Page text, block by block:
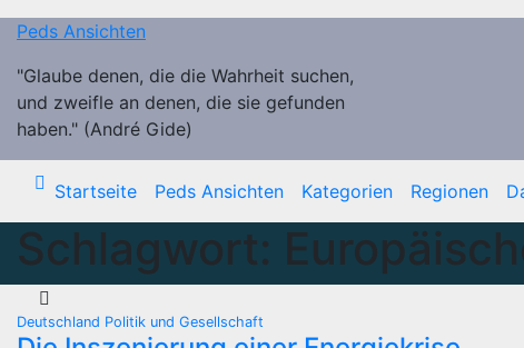
Zum
Inhalt
springen
Peds Ansichten
"Glaube denen, die die Wahrheit suchen,
und zweifle an denen, die sie gefunden
haben." (André Gide)
Startseite Peds Ansichten Kategorien Regionen
Schlagwort:
Deutschland Politik und Gesellschaft